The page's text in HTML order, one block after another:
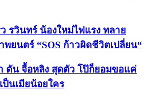
รวินทร์ น้องใหม่ไฟแรง ทลาย
พยนตร์ “SOS ก้าวผิดชีวิตเปลี่ยน“
ดัน จื้อหลิง สุดตัว โป๊ก็ยอมขอแค่
ป็นเมียน้อยใคร